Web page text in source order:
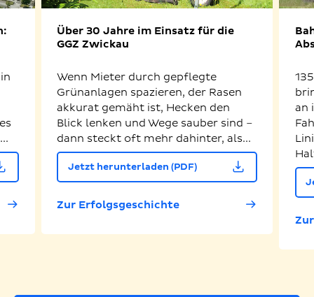
Über 30 Jahre im Einsatz für die
GGZ Zwickau
Wenn Mieter durch gepflegte
Grünanlagen spazieren, der Rasen
akkurat gemäht ist, Hecken den
Blick lenken und Wege sauber sind –
dann steckt oft mehr dahinter, als...
Jetzt herunterladen (PDF)
Zur Erfolgsgeschichte
an